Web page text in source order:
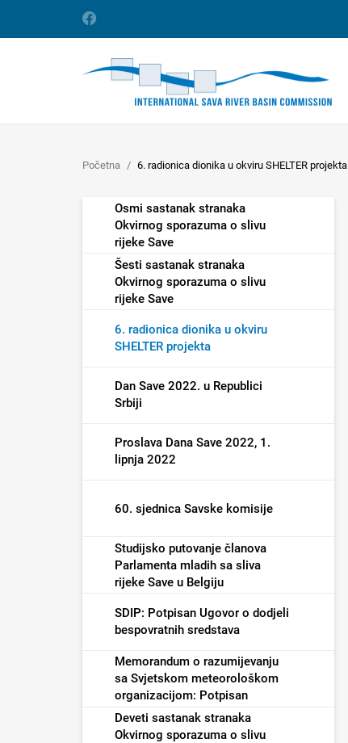
Početna 6. radionica dionika u okviru SHELTER projekta
Osmi sastanak stranaka
Okvirnog sporazuma o slivu
rijeke Save
Šesti sastanak stranaka
Okvirnog sporazuma o slivu
rijeke Save
6. radionica dionika u okviru
SHELTER projekta
Dan Save 2022. u Republici
Srbiji
Proslava Dana Save 2022, 1.
lipnja 2022
60. sjednica Savske komisije
Studijsko putovanje članova
Parlamenta mladih sa sliva
rijeke Save u Belgiju
SDIP: Potpisan Ugovor o dodjeli
bespovratnih sredstava
Memorandum o razumijevanju
sa Svjetskom meteorološkom
organizacijom: Potpisan
Deveti sastanak stranaka
Okvirnog sporazuma o slivu